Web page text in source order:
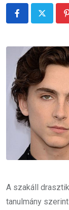
A szakáll
tanulmány